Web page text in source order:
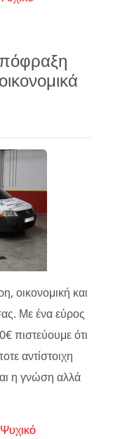
οικονομική και
Με ένα εύρος
πιστεύουμε ότι
αντίστοιχη
η γνώση αλλά